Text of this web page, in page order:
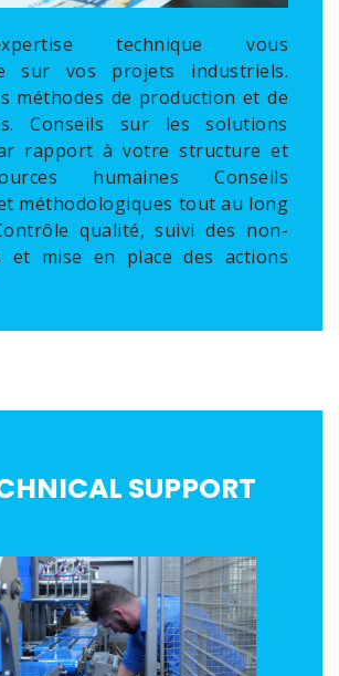
technique vous
sur vos projets industriels.
méthodes de production et de
Conseils sur les solutions
rapport à votre structure et
humaines Conseils
méthodologiques tout au long
qualité, suivi des non-
et mise en place des actions
SUPPORT